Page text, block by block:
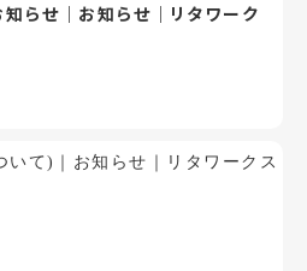
らせ｜お知らせ｜リタワーク